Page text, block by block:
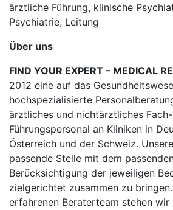
ärztliche Führung, klinische
Psychiatrie, Leitung
Über uns
FIND YOUR EXPERT – MEDICAL
2012 eine auf das
hochspezialisierte
ärztliches und nichtärztliches
Führungspersonal an Kliniken in
Österreich und der Schweiz.
passende Stelle mit dem
Berücksichtigung der jeweiligen
zielgerichtet zusammen zu
erfahrenen Beraterteam stehen wir